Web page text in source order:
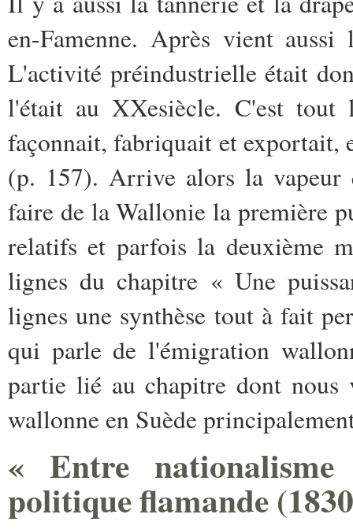
en-Famenne. Après vient
L'activité préindustrielle était
l'était au XXesiècle. C'est
façonnait, fabriquait et exportait,
(p. 157). Arrive alors la vapeur
faire de la Wallonie la première
relatifs et parfois la deuxième
lignes du chapitre « Une
lignes une synthèse tout à fait
qui parle de l'émigration
partie lié au chapitre dont nous
wallonne en Suède
« Entre nationalisme
politique flamande